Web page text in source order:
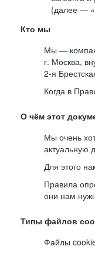
(далее —
Кто мы
Мы —
г. Москва,
2-я
Когда в
О чём этот
Мы очень
актуальную
Для этого
Правила
они нам
Типы файлов
Файлы